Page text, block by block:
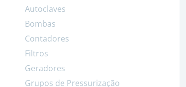
Autoclaves
Bombas
Contadores
Filtros
Geradores
Grupos de Pressurização